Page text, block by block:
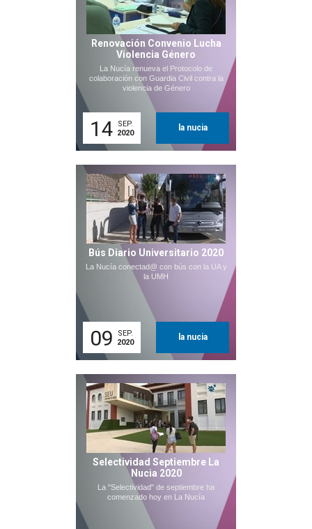
Renovación Convenio Lucha
Violencia Género
La Nucía renueva el Protocolo de
colaboración con Guardia Civil contra la
violencia de Género
14
SEP.
2020
la nucia
Bús Diario Universitario 2020
La Nucía conectad@ con bús con la UA y
la UMH
09
SEP.
2020
la nucia
Selectividad Septiembre La
Nucia 2020
La "Selectividad" de septiembre ha
comenzado hoy en La Nucía